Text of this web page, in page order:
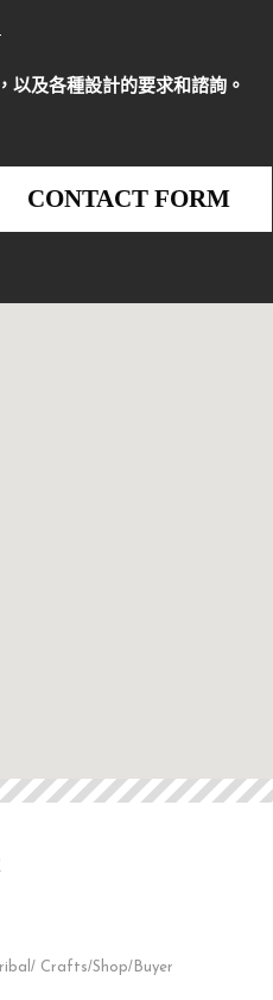
以及各種設計的要求和諮詢。
CONTACT FORM
Crafts/Shop/Buyer